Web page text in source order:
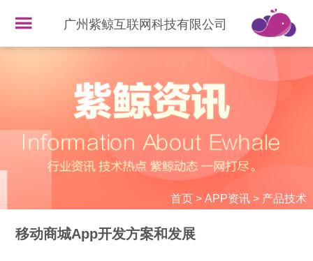
广州紫鲸互联网科技有限公司
首页> APP资讯> 产品技术
移动商城App开发方案和发展